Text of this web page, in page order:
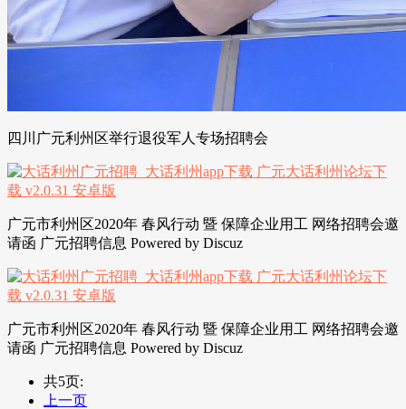
四川广元利州区举行退役军人专场招聘会
广元市利州区2020年 春风行动 暨 保障企业用工 网络招聘会邀
请函 广元招聘信息 Powered by Discuz
广元市利州区2020年 春风行动 暨 保障企业用工 网络招聘会邀
请函 广元招聘信息 Powered by Discuz
共5页:
上一页